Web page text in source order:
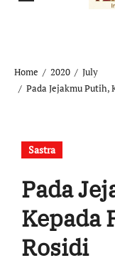
Home 2020
July
Pada Jejakmu Putih,
Sastra
Pada
Kepada
Rosidi